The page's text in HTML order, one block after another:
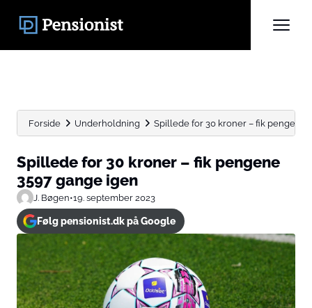
Forside Underholdning Spillede for 30 kroner – fik pengene
Spillede for 30 kroner – fik pengene
3597 gange igen
J. Bøgen•19. september 2023
Følg pensionist.dk på Google